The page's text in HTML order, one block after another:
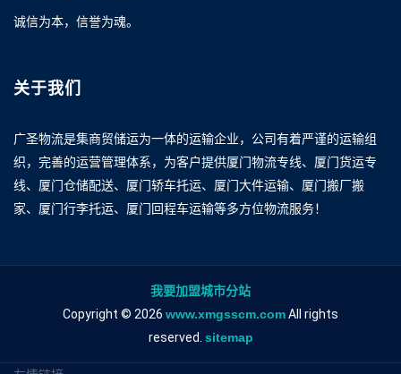
诚信为本，信誉为魂。
关于我们
广圣物流是集商贸储运为一体的运输企业，公司有着严谨的运输组
织，完善的运营管理体系，为客户提供厦门物流专线、厦门货运专
线、厦门仓储配送、厦门轿车托运、厦门大件运输、厦门搬厂搬
家、厦门行李托运、厦门回程车运输等多方位物流服务！
我要加盟城市分站
Copyright © 2026 www.xmgsscm.comAll rights
reserved. sitemap